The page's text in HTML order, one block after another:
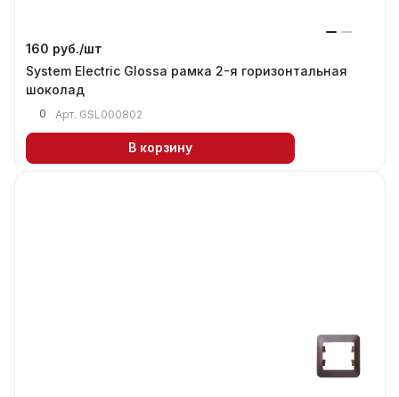
160 руб./шт
System Electric Glossa рамка 2-я горизонтальная
шоколад
0 Арт. GSL000802
В корзину